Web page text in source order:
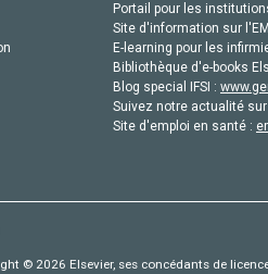
Portail pour les
Site d'information sur
E-learning pour les
Bibliothèque d'e-books
Blog special IFSI :
Suivez notre actualité
Site d'emploi en santé :
© 2026 Elsevier, ses concédants de